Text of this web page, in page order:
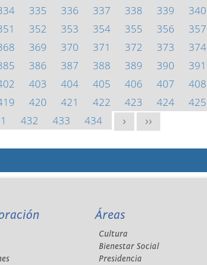
335 336 337 338 339 340
352 353 354 355 356 357
369 370 371 372 373 374
386 387 388 389 390 391
403 404 405 406 407 408
420 421 422 423 424 425
432 433 434 > >>
Áreas
Cultura
Bienestar Social
Presidencia